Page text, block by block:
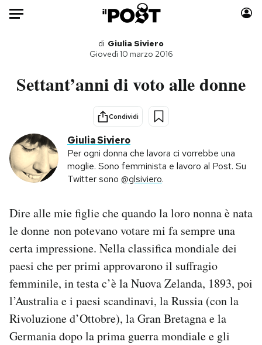
Auto
Politica
Tecnologia
Internet
Scienza
Economia
Sport
Libri
Storie/Idee
Ok Boomer!
Media
Altrecose
Mondiali calcio 2026
PODCAST
NEWSLETTER
di Giulia Siviero
Giovedì 10 marzo 2016
Settant’anni di voto alle donne
Condividi
Giulia Siviero
Per ogni donna che lavora ci vorrebbe una
moglie. Sono femminista e lavoro al Post. Su
Twitter sono @glsiviero.
Dire alle mie figlie che quando la loro nonna è nata
le donne non potevano votare mi fa sempre una
certa impressione. Nella classifica mondiale dei
paesi che per primi approvarono il suffragio
femminile, in testa c’è la Nuova Zelanda, 1893, poi
l’Australia e i paesi scandinavi, la Russia (con la
Rivoluzione d’Ottobre), la Gran Bretagna e la
Germania dopo la prima guerra mondiale e gli